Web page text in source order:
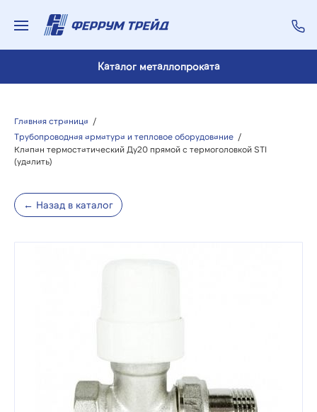
Каталог металлопроката
Главная страница /
Трубопроводная арматура и тепловое оборудование /
Клапан термостатический Ду20 прямой с термоголовкой STI
(удалить)
← Назад в каталог